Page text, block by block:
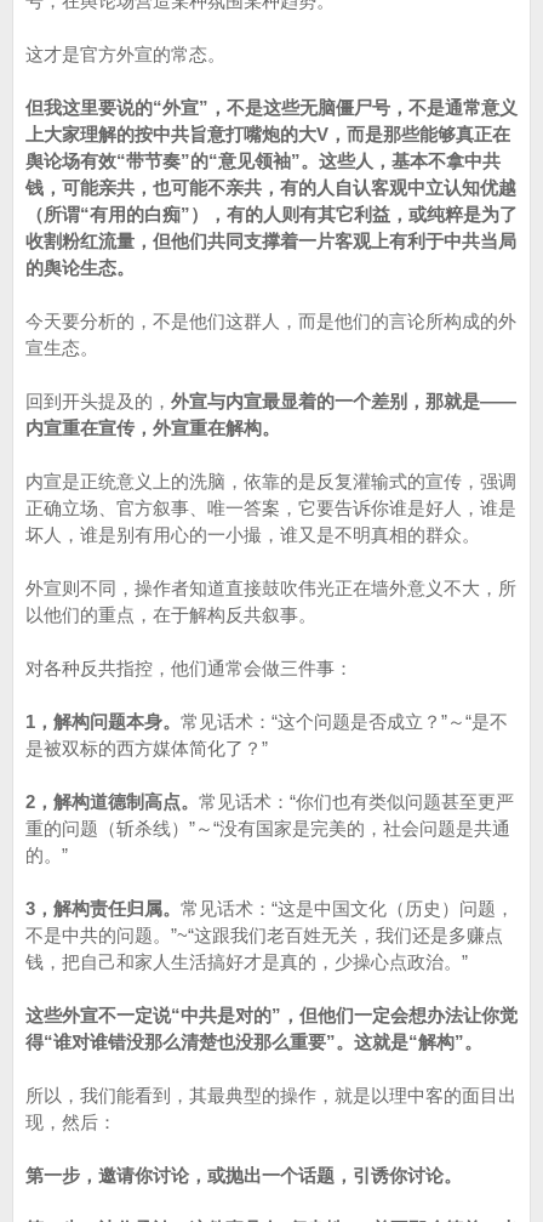
这才是官方外宣的常态。
但我这里要说的“外宣”，不是这些无脑僵尸号，不是通常意义
上大家理解的按中共旨意打嘴炮的大V，而是那些能够真正在
舆论场有效“带节奏”的“意见领袖”。这些人，基本不拿中共
钱，可能亲共，也可能不亲共，有的人自认客观中立认知优越
（所谓“有用的白痴”），有的人则有其它利益，或纯粹是为了
收割粉红流量，但他们共同支撑着一片客观上有利于中共当局
的舆论生态。
今天要分析的，不是他们这群人，而是他们的言论所构成的外
宣生态。
回到开头提及的， 外宣与内宣最显着的一个差别，那就是——
内宣重在宣传，外宣重在解构。
内宣是正统意义上的洗脑，依靠的是反复灌输式的宣传，强调
正确立场、官方叙事、唯一答案，它要告诉你谁是好人，谁是
坏人，谁是别有用心的一小撮，谁又是不明真相的群众。
外宣则不同，操作者知道直接鼓吹伟光正在墙外意义不大，所
以他们的重点，在于解构反共叙事。
对各种反共指控，他们通常会做三件事：
1，解构问题本身。 常见话术：“这个问题是否成立？”～“是不
是被双标的西方媒体简化了？”
2，解构道德制高点。 常见话术：“你们也有类似问题甚至更严
重的问题（斩杀线）”～“没有国家是完美的，社会问题是共通
的。”
3，解构责任归属。 常见话术：“这是中国文化（历史）问题，
不是中共的问题。”~“这跟我们老百姓无关，我们还是多赚点
钱，把自己和家人生活搞好才是真的，少操心点政治。”
这些外宣不一定说“中共是对的”，但他们一定会想办法让你觉
得“谁对谁错没那么清楚也没那么重要”。这就是“解构”。
所以，我们能看到，其最典型的操作，就是以理中客的面目出
现，然后：
第一步，邀请你讨论，或抛出一个话题，引诱你讨论。